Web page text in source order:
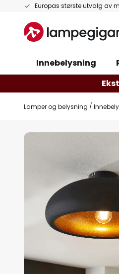
Europas største utvalg av
Hopp
innhold
Innebelysning
Lamper og belysning
Gå
bildegalleri